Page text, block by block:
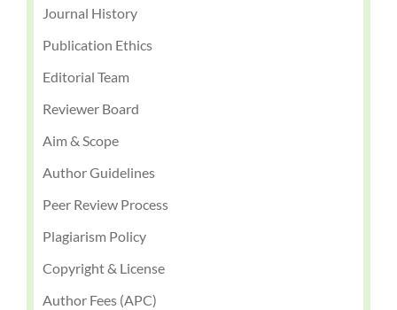
Journal History
Publication Ethics
Editorial Team
Reviewer Board
Aim & Scope
Author Guidelines
Peer Review Process
Plagiarism Policy
Copyright & License
Author Fees (APC)